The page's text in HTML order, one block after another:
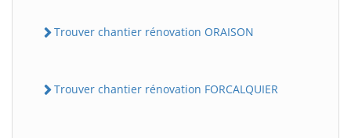
Trouver chantier rénovation ORAISON
Trouver chantier rénovation FORCALQUIER